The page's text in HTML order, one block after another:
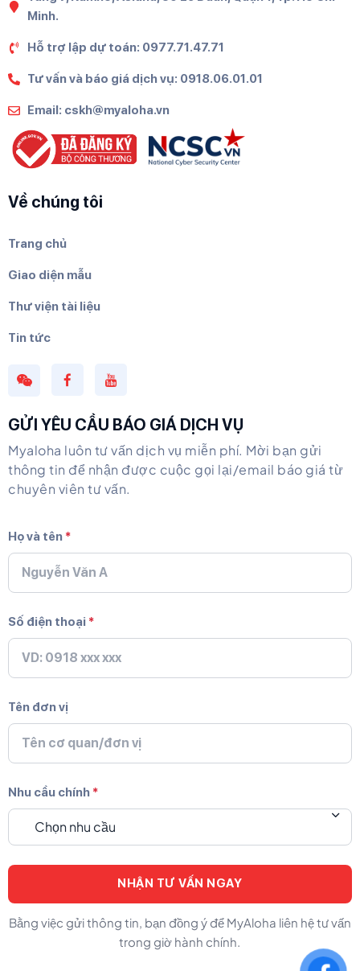
Minh.
Hỗ trợ lập dự toán: 0977.71.47.71
Tư vấn và báo giá dịch vụ: 0918.06.01.01
Email: cskh@myaloha.vn
Về chúng tôi
Trang chủ
Giao diện mẫu
Thư viện tài liệu
Tin tức
GỬI YÊU CẦU BÁO GIÁ DỊCH VỤ
Myaloha luôn tư vấn dịch vụ miễn phí. Mời bạn gửi
thông tin để nhận được cuộc gọi lại/email báo giá từ
chuyên viên tư vấn.
Họ và tên *
Số điện thoại *
Tên đơn vị
Nhu cầu chính *
Chọn nhu cầu
Bằng việc gửi thông tin, bạn đồng ý để MyAloha liên hệ tư vấn
trong giờ hành chính.